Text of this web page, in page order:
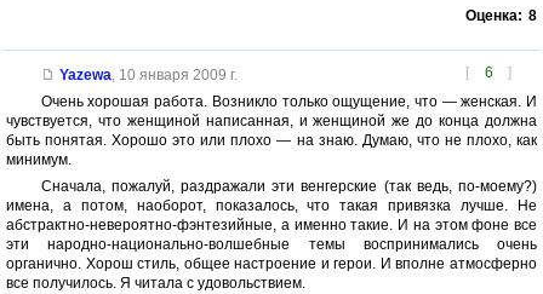
Оценка: 8
[ 6 ]
Yazewa, 10 января 2009 г.
Очень хорошая работа. Возникло только ощущение, что — женская. И
чувствуется, что женщиной написанная, и женщиной же до конца должна
быть понятая. Хорошо это или плохо — на знаю. Думаю, что не плохо, как
минимум.
Сначала, пожалуй, раздражали эти венгерские (так ведь, по-моему?)
имена, а потом, наоборот, показалось, что такая привязка лучше. Не
абстрактно-невероятно-фэнтезийные, а именно такие. И на этом фоне все
эти народно-национально-волшебные темы воспринимались очень
органично. Хорош стиль, общее настроение и герои. И вполне атмосферно
все получилось. Я читала с удовольствием.